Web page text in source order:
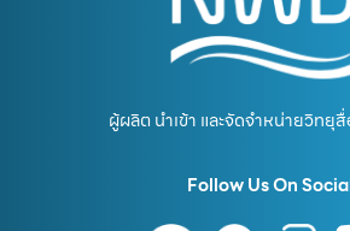
ผู้ผลิต นำเข้า และจัดจำหน่ายวิทยุ
Follow Us On